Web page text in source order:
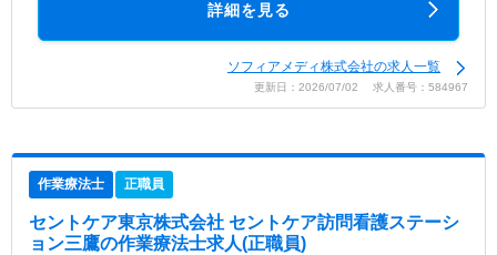
詳細を見る
ソフィアメディ株式会社の求人一覧
更新日：2026/07/02 求人番号：584967
作業療法士 正職員
セントケア東京株式会社 セントケア訪問看護ステーシ
ョン三鷹の作業療法士求人(正職員)